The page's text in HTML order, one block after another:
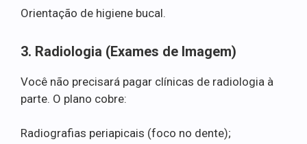
Orientação de higiene bucal.
3. Radiologia (Exames de Imagem)
Você não precisará pagar clínicas de radiologia à
parte. O plano cobre:
Radiografias periapicais (foco no dente);